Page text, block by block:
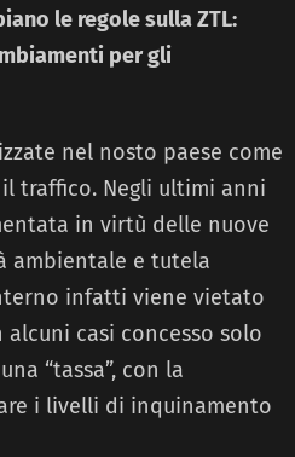
le regole sulla ZTL:
per gli
nel nosto paese come
traffico. Negli ultimi anni
in virtù delle nuove
ambientale e tutela
infatti viene vietato
alcuni casi concesso solo
“tassa”, con la
i livelli di inquinamento